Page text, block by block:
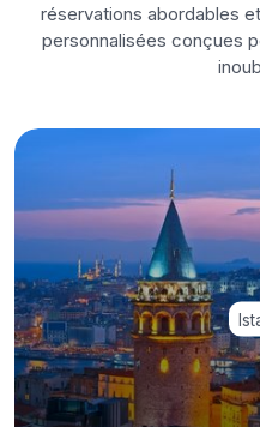
réservations abordables
personnalisées conçues